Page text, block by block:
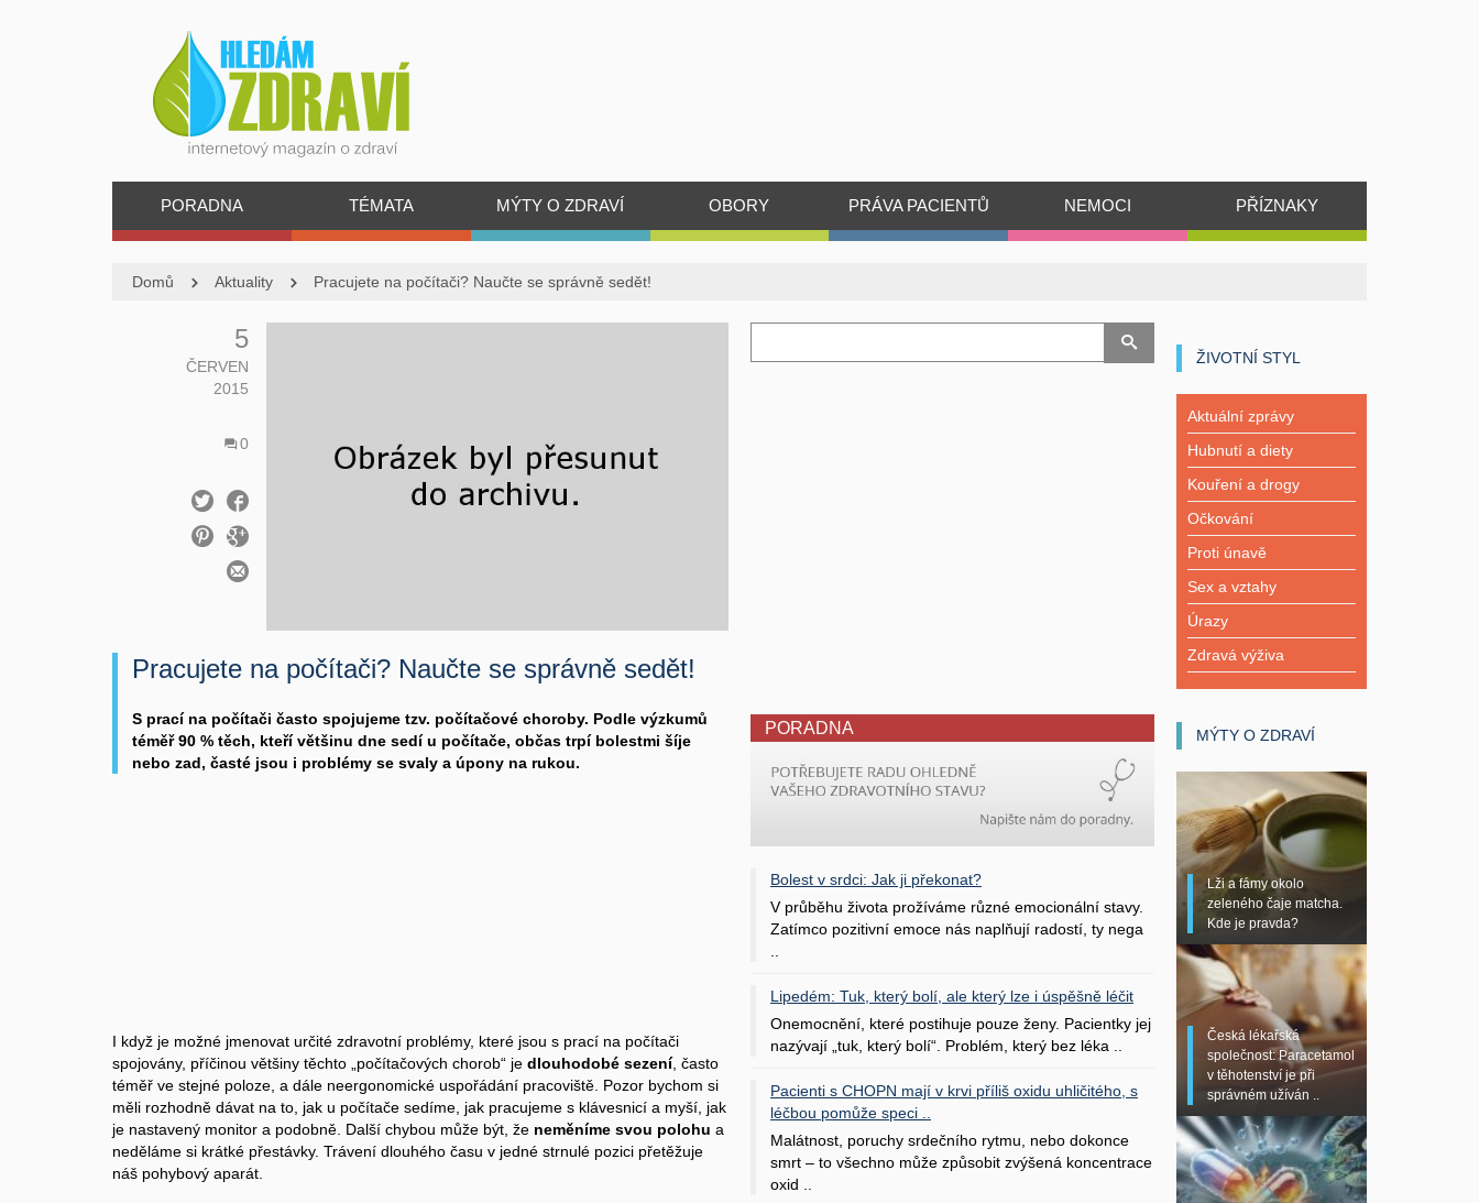
PORADNA TÉMATA MÝTY O ZDRAVÍ OBORY PRÁVA PACIENTŮ NEMOCI PŘÍZNAKY
Domů Aktuality Pracujete na počítači? Naučte se správně sedět!
5
ČERVEN
2015
0
Pracujete na počítači? Naučte se správně sedět!
S prací na počítači často spojujeme tzv. počítačové choroby. Podle výzkumů
téměř 90 % těch, kteří většinu dne sedí u počítače, občas trpí bolestmi šíje
nebo zad, časté jsou i problémy se svaly a úpony na rukou.
I když je možné jmenovat určité zdravotní problémy, které jsou s prací na počítači
spojovány, příčinou většiny těchto „počítačových chorob“ je dlouhodobé sezení, často
téměř ve stejné poloze, a dále neergonomické uspořádání pracoviště. Pozor bychom si
měli rozhodně dávat na to, jak u počítače sedíme, jak pracujeme s klávesnicí a myší, jak
je nastavený monitor a podobně. Další chybou může být, že neměníme svou polohu a
neděláme si krátké přestávky. Trávení dlouhého času v jedné strnulé pozici přetěžuje
náš pohybový aparát.
PORADNA
Bolest v srdci: Jak ji překonat?
V průběhu života prožíváme různé emocionální stavy.
Zatímco pozitivní emoce nás naplňují radostí, ty nega
Lipedém: Tuk, který bolí, ale který lze i úspěšně léčit
Onemocnění, které postihuje pouze ženy. Pacientky jej
nazývají „tuk, který bolí“. Problém, který bez léka ..
Pacienti s CHOPN mají v krvi příliš oxidu uhličitého, s
léčbou pomůže speci ..
Malátnost, poruchy srdečního rytmu, nebo dokonce
smrt – to všechno může způsobit zvýšená koncentrace
oxid ..
ŽIVOTNÍ STYL
Aktuální zprávy
Hubnutí a diety
Kouření a drogy
Očkování
Proti únavě
Sex a vztahy
Úrazy
Zdravá výživa
MÝTY O ZDRAVÍ
Lži a fámy okolo
zeleného čaje matcha.
Kde je pravda?
Česká lékařská
společnost: Paracetamol
v těhotenství je při
správném užíván ..